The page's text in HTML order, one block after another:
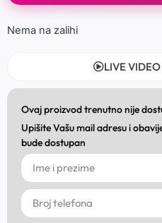
Nema na zalihi
LIVE
Ovaj proizvod trenutno nije
Upišite Vašu mail adresu i
bude dostupan